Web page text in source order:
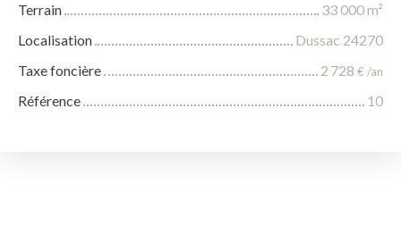
Terrain
33 000m²
Localisation
Dussac 24270
Taxe foncière
2 728 € /an
Référence 10